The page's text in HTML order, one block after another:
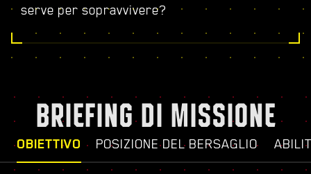
serve per sopravvivere?
BRIEFING DI MISSIONE
OBIETTIVO POSIZIONE DEL BERSAGLIO